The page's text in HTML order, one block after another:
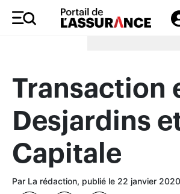
Merci à nos annonceurs
Transaction
Desjardins
Capitale
Par La rédaction, publié le 22 janvier